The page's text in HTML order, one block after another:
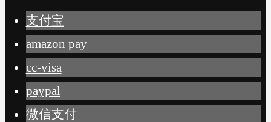
支付宝
amazon pay
cc-visa
paypal
微信支付